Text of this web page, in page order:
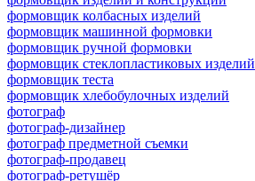
формовщик колбасных изделий
формовщик машинной формовки
формовщик ручной формовки
формовщик стеклопластиковых изделий
формовщик теста
формовщик хлебобулочных изделий
фотограф
фотограф-дизайнер
фотограф предметной съемки
фотограф-продавец
фотограф-ретушёр